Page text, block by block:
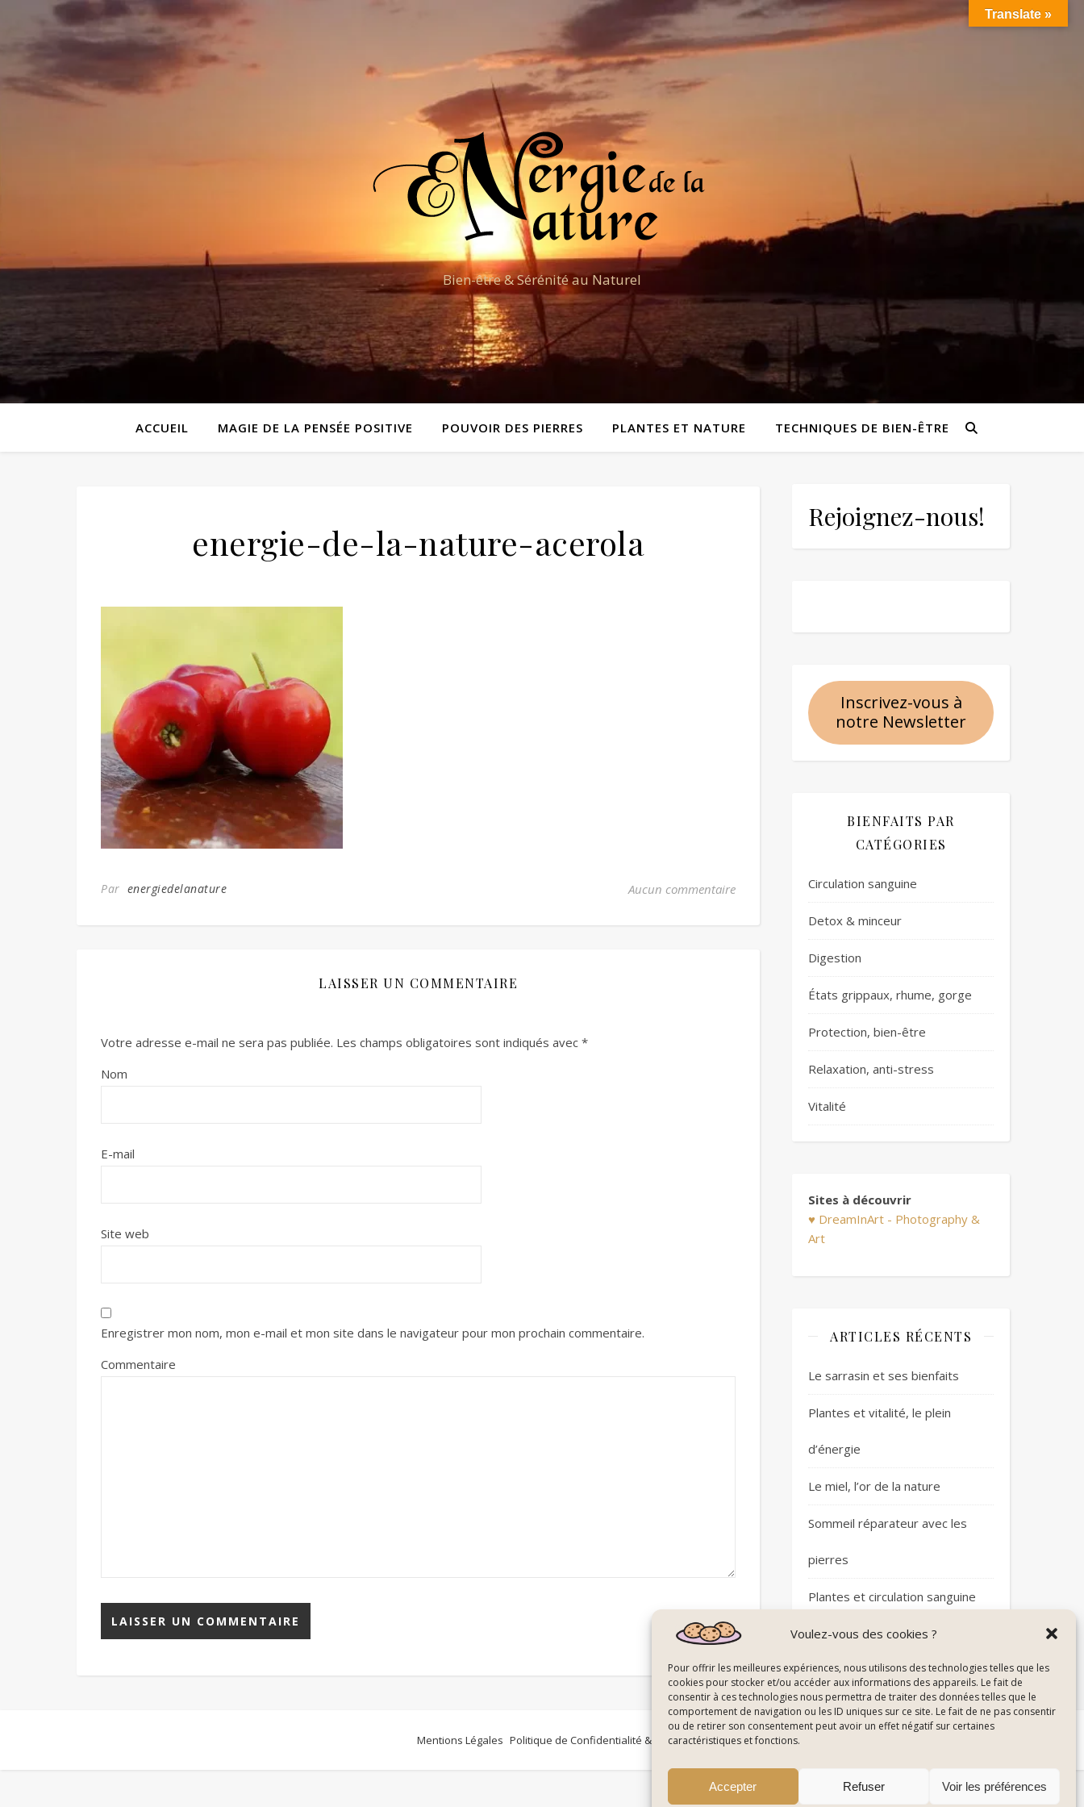
Voulez-vous des cookies ?
Pour offrir les meilleures expériences, nous utilisons des technologies telles que les
cookies pour stocker et/ou accéder aux informations des appareils. Le fait de
consentir à ces technologies nous permettra de traiter des données telles que le
comportement de navigation ou les ID uniques sur ce site. Le fait de ne pas consentir
ou de retirer son consentement peut avoir un effet négatif sur certaines
caractéristiques et fonctions.
Accepter Refuser Voir les préférences
Bien-être & Sérénité au Naturel
ACCUEIL MAGIE DE LA PENSÉE POSITIVE POUVOIR DES PIERRES PLANTES ET NATURE TECHNIQUES DE BIEN-ÊTRE
energie-de-la-nature-acerola
Par energiedelanature Aucun commentaire
LAISSER UN COMMENTAIRE
Votre adresse e-mail ne sera pas publiée. Les champs obligatoires sont indiqués avec *
Nom
E-mail
Site web
Enregistrer mon nom, mon e-mail et mon site dans le navigateur pour mon prochain commentaire.
Commentaire
Rejoignez-nous!
Inscrivez-vous à
notre Newsletter
BIENFAITS PAR
CATÉGORIES
Circulation sanguine
Detox & minceur
Digestion
États grippaux, rhume, gorge
Protection, bien-être
Relaxation, anti-stress
Vitalité
Sites à découvrir
♥ DreamInArt - Photography &
Art
ARTICLES RÉCENTS
Le sarrasin et ses bienfaits
Plantes et vitalité, le plein
d’énergie
Le miel, l’or de la nature
Sommeil réparateur avec les
pierres
Plantes et circulation sanguine
© All Right Reserved Energie De La Nature
Mentions Légales Politique de Confidentialité & Cookies Plan du Site
Translate »